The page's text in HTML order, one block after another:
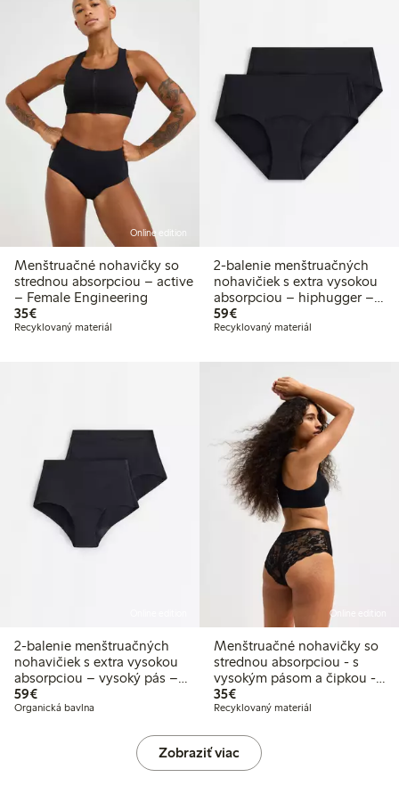
Online edition
Menštruačné nohavičky so
strednou absorpciou – active
– Female Engineering
35€35,00 €
Recyklovaný materiál
2-balenie menštruačných
nohavičiek s extra vysokou
absorpciou – hiphugger –
Female Engineering
59€59,00 €
Recyklovaný materiál
2-balenie menštruačných
nohavičiek s extra vysokou
absorpciou – vysoký pás –
Female Engineering
59€59,00 €
Organická bavlna
Online edition
Menštruačné nohavičky so
strednou absorpciou - s
vysokým pásom a čipkou -
Female Engineering
35€35,00 €
Recyklovaný materiál
Zobraziť viac